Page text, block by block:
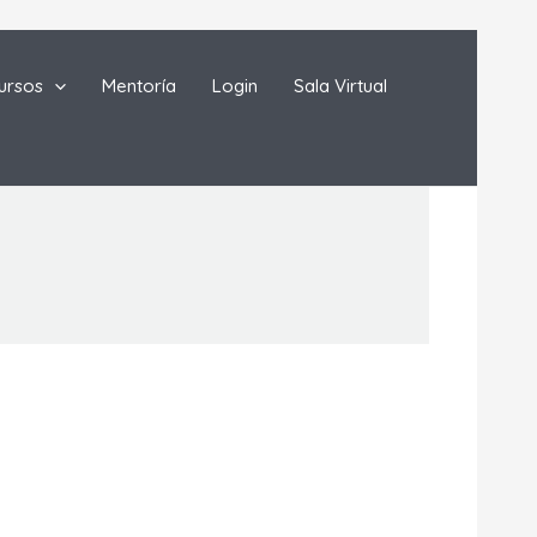
Mentorí­a Login Sala Virtual